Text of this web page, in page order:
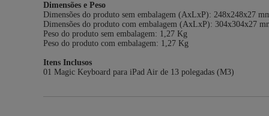
Dimensões e Peso
Dimensões do produto sem embalagem (AxLxP): 248x248x27
Dimensões do produto com embalagem (AxLxP): 304x304x27
Peso do produto sem embalagem: 1,27 Kg
Peso do produto com embalagem: 1,27 Kg
Itens Inclusos
01 Magic Keyboard para iPad Air de 13 polegadas (M3)